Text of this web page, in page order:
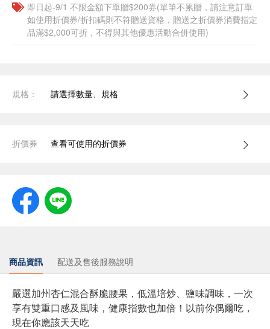
即日起-9/1 不限金額下單贈$200券(單筆不累贈，請注意訂單
如使用折價券/折扣碼則不符贈送資格，贈送之折價券消費指定
品滿$2,000可折，不得與其他優惠活動合併使用)
規格： 請選擇數量、規格
折價券 查看可使用的折價券
商品資訊 配送及售後服務說明
嚴選加州杏仁混合酥脆腰果，低溫培炒、鹽味調味，一次
享有雙重口感及風味，健康指數也加倍！以前你偶爾吃，
現在你應該天天吃